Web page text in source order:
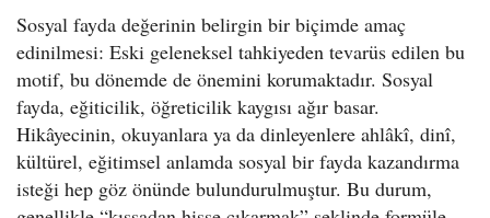
Sosyal fayda değerinin belirgin bir biçimde amaç
edinilmesi: Eski geleneksel tahkiyeden tevarüs edilen bu
motif, bu dönemde de önemini korumaktadır. Sosyal
fayda, eğiticilik, öğreticilik kaygısı ağır basar.
Hikâyecinin, okuyanlara ya da dinleyenlere ahlâkî, dinî,
kültürel, eğitimsel anlamda sosyal bir fayda kazandırma
isteği hep göz önünde bulundurulmuştur. Bu durum,